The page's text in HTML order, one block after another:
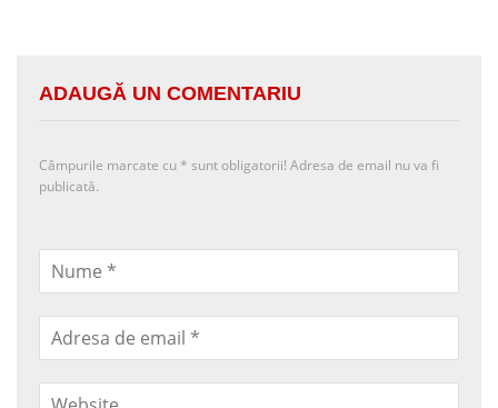
ADAUGĂ UN COMENTARIU
Câmpurile marcate cu * sunt obligatorii! Adresa de email nu va fi
publicată.